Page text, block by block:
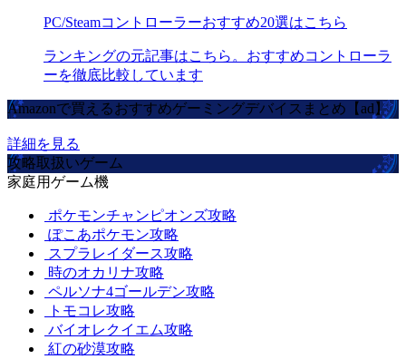
PC/Steamコントローラーおすすめ20選はこちら
ランキングの元記事はこちら。おすすめコントローラ
ーを徹底比較しています
Amazonで買えるおすすめゲーミングデバイスまとめ【ad】
詳細を見る
攻略取扱いゲーム
家庭用ゲーム機
ポケモンチャンピオンズ攻略
ぽこあポケモン攻略
スプラレイダース攻略
時のオカリナ攻略
ペルソナ4ゴールデン攻略
トモコレ攻略
バイオレクイエム攻略
紅の砂漠攻略